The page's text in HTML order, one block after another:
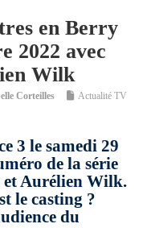
en Berry
2022 avec
Wilk
Corteilles
Actualité TV
3 le samedi 29
de la série
et Aurélien Wilk.
le casting ?
du